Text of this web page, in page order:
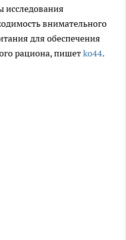
исследования
внимательного
для обеспечения
рациона, пишетko44.